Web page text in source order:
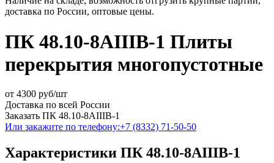
доставка по России, оптовые цены.
ПК 48.10-8АIIIВ-1 Плиты
перекрытия многопустотные
от 4300 руб/шт
Доставка по всей России
Заказать ПК 48.10-8АIIIВ-1
Или закажите по телефону:+7 (8332) 71-50-50
Характеристики ПК 48.10-8АIIIВ-1